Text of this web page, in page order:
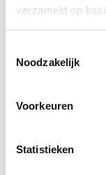
verzameld op
Noodzakelijk
Voorkeuren
Statistieken
Kostenloser
Später